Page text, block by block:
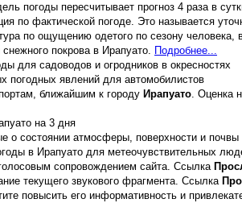
погоды пересчитывает прогноз 4 раза в
по фактической погоде. Это называется
по ощущению одетого по сезону
покрова в Ирапуато. Подробнее...
для садоводов и огродников в окресностях
погодных явлений для автомобилистов
ближайшим к городу Ирапуато. Оценка
на 3 дня
о состоянии атмосферы, поверхности и почвы
в Ирапуато для метеочувствительных
сопровождением сайта. Ссылка
текущего звукового фрагмента. Ссылка
повысить его информативность и